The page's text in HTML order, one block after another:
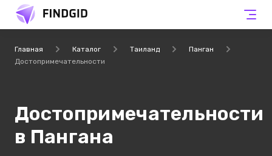
Главная Каталог Таиланд
Панган
Достопримечательности
Достопримечательности
в Пангана